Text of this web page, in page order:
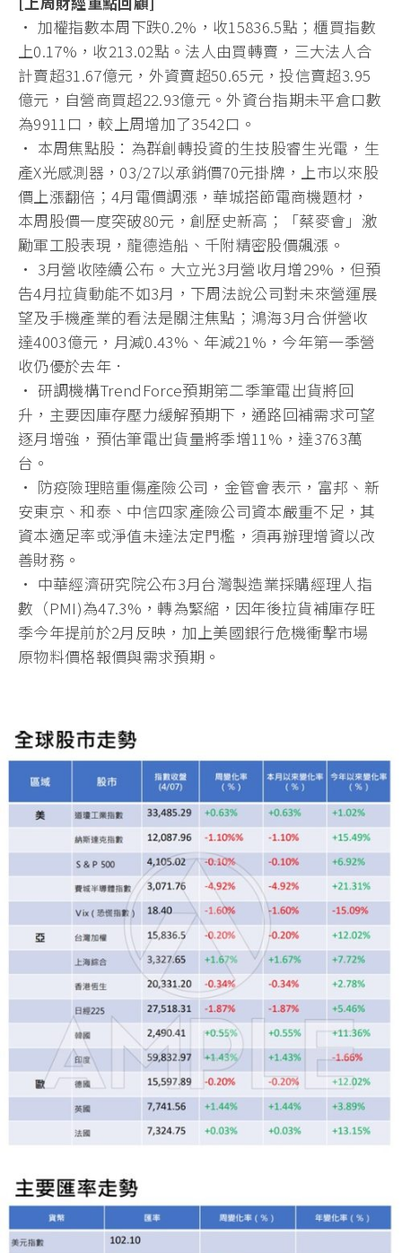
• 加權指數本周下跌0.2%，收15836.5點；櫃買指數
上0.17%，收213.02點。法人由買轉賣，三大法人合
計賣超31.67億元，外資賣超50.65元，投信賣超3.95
億元，自營商買超22.93億元。外資台指期未平倉口數
為9911口，較上周增加了3542口。
• 本周焦點股：為群創轉投資的生技股睿生光電，生
產X光感測器，03/27以承銷價70元掛牌，上市以來股
價上漲翻倍；4月電價調漲，華城搭節電商機題材，
本周股價一度突破80元，創歷史新高；「蔡麥會」激
勵軍工股表現，龍德造船、千附精密股價飆漲。
• 3月營收陸續公布。大立光3月營收月增29%，但預
告4月拉貨動能不如3月，下周法說公司對未來營運展
望及手機產業的看法是關注焦點；鴻海3月合併營收
達4003億元，月減0.43%、年減21%，今年第一季營
收仍優於去年．
• 研調機構TrendForce預期第二季筆電出貨將回
升，主要因庫存壓力緩解預期下，通路回補需求可望
逐月增強，預估筆電出貨量將季增11%，達3763萬
台。
• 防疫險理賠重傷產險公司，金管會表示，富邦、新
安東京、和泰、中信四家產險公司資本嚴重不足，其
資本適足率或淨值未達法定門檻，須再辦理增資以改
善財務。
• 中華經濟研究院公布3月台灣製造業採購經理人指
數（PMI)為47.3%，轉為緊縮，因年後拉貨補庫存旺
季今年提前於2月反映，加上美國銀行危機衝擊市場
原物料價格報價與需求預期。